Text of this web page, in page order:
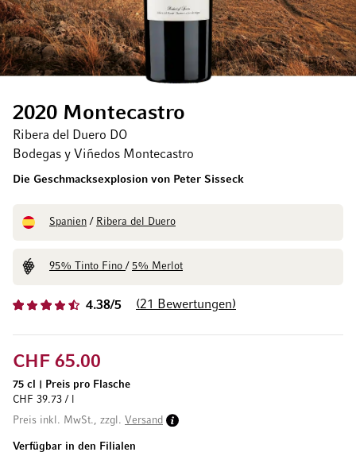
4.38/5 21 Bewertungen
2020 Montecastro
Ribera del Duero DO
Bodegas y Viñedos Montecastro
Die Geschmacksexplosion von Peter Sisseck
Spanien / Ribera del Duero
95% Tinto Fino/ 5% Merlot
CHF 65.00
75 cl
Preis pro Flasche
CHF 39.73 / l
Preis inkl. MwSt., zzgl. Versand
Verfügbar in den Filialen